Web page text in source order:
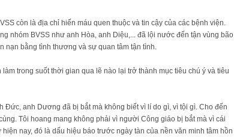
còn là địa chỉ hiến máu quen thuộc và tin cậy của các bệnh viện.
nhóm BVSS như anh Hòa, anh Diệu,... đã lội nước đến tận vùng bão
bằng tình thương và sự quan tâm tận tình.
trong suốt thời gian qua lẽ nào lại trở thành mục tiêu chú ý và tiêu
Đức, anh Dương đã bị bắt mà không biết vì lí do gì, vì tội gì. Cho đến
Tôi hoang mang không phải vì người Công giáo bị bắt mà vì cái
nay, đó là dấu hiệu báo trước ngày tàn của nền văn minh tâm hồn